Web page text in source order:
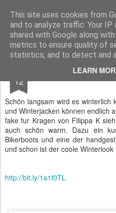
This site uses cookies from
and to analyze traffic. Your IP
shared with Google along
metrics to ensure quality of
statistics, and to detect and
LEARN
IS THE NEW IS THE NEW wurde im August 2011 gegründet: IS THE NEW ist eine internationale Begegnung mit
12 Modisch
Schön langsam wird es winterlich
und Winterjacken können endlich
fake fur Kragen von Filippa K
auch schön warm. Dazu ein
Bikerboots und eine der
und schon ist der coole Winterlook
http://bit.ly/1a1f0TL